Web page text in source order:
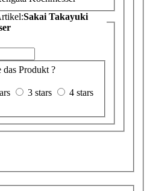
Sakai Takayuki
das Produkt ?
3 stars
4 stars